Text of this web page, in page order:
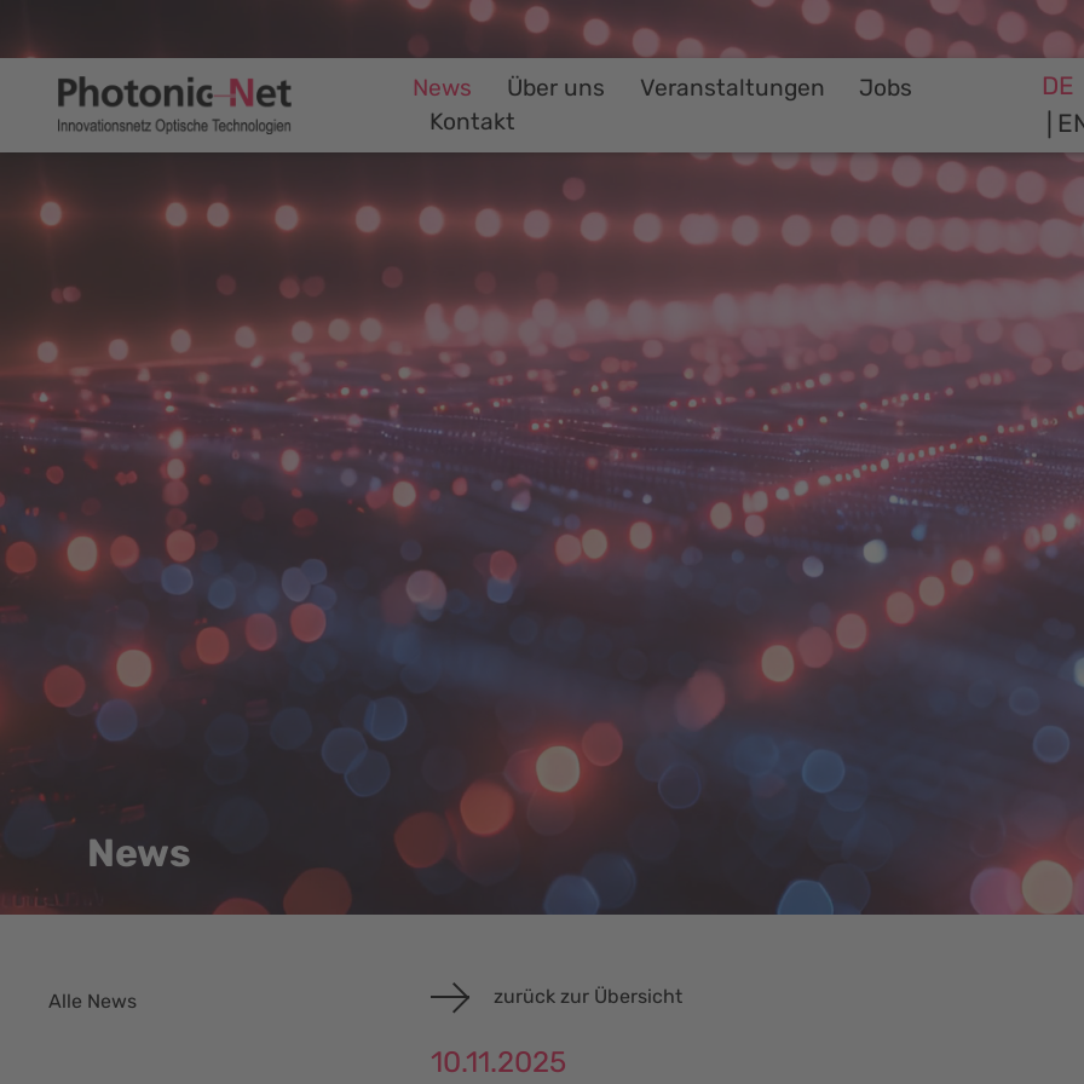
News Über uns Veranstaltungen
Jobs
Kontakt
DE
News
Alle News zurück zur Übersicht
10.11.2025